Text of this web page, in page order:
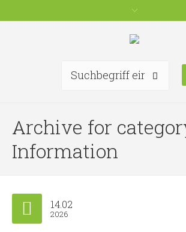
Archive for
Information
14.02
2026